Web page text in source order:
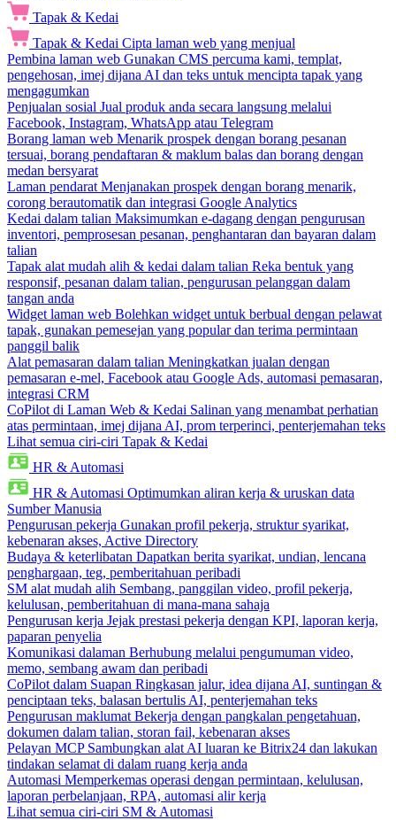
Tapak & Kedai
Tapak & Kedai Cipta laman web yang menjual
Pembina laman web Gunakan CMS percuma kami, templat,
pengehosan, imej dijana AI dan teks untuk mencipta tapak yang
mengagumkan
Penjualan sosial Jual produk anda secara langsung melalui
Facebook, Instagram, WhatsApp atau Telegram
Borang laman web Menarik prospek dengan borang pesanan
tersuai, borang pendaftaran & maklum balas dan borang dengan
medan bersyarat
Laman pendarat Menjanakan prospek dengan borang menarik,
corong berautomatik dan integrasi Google Analytics
Kedai dalam talian Maksimumkan e-dagang dengan pengurusan
inventori, pemprosesan pesanan, penghantaran dan bayaran dalam
talian
Tapak alat mudah alih & kedai dalam talian Reka bentuk yang
responsif, pesanan dalam talian, pengurusan pelanggan dalam
tangan anda
Widget laman web Bolehkan widget untuk berbual dengan pelawat
tapak, gunakan pemesejan yang popular dan terima permintaan
panggil balik
Alat pemasaran dalam talian Meningkatkan jualan dengan
pemasaran e-mel, Facebook atau Google Ads, automasi pemasaran,
integrasi CRM
CoPilot di Laman Web & Kedai Salinan yang menambat perhatian
atas permintaan, imej dijana AI, prom terperinci, penterjemahan teks
Lihat semua ciri-ciri Tapak & Kedai
HR & Automasi
HR & Automasi Optimumkan aliran kerja & uruskan data
Sumber Manusia
Pengurusan pekerja Gunakan profil pekerja, struktur syarikat,
kebenaran akses, Active Directory
Budaya & keterlibatan Dapatkan berita syarikat, undian, lencana
penghargaan, teg, pemberitahuan peribadi
SM alat mudah alih Sembang, panggilan video, profil pekerja,
kelulusan, pemberitahuan di mana-mana sahaja
Pengurusan kerja Jejak prestasi pekerja dengan KPI, laporan kerja,
paparan penyelia
Komunikasi dalaman Berhubung melalui pengumuman video,
memo, sembang awam dan peribadi
CoPilot dalam Suapan Ringkasan jalur, idea dijana AI, suntingan &
penciptaan teks, balasan bertulis AI, penterjemahan teks
Pengurusan maklumat Bekerja dengan pangkalan pengetahuan,
dokumen dalam talian, storan fail, kebenaran akses
Pelayan MCP Sambungkan alat AI luaran ke Bitrix24 dan lakukan
tindakan selamat di dalam ruang kerja anda
Automasi Memperkemas operasi dengan permintaan, kelulusan,
laporan perbelanjaan, RPA, automasi alir kerja
Lihat semua ciri-ciri SM & Automasi